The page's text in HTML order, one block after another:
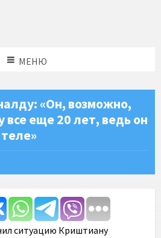
МЕНЮ
«Он, возможно,
все еще 20 лет, ведь он
ситуацию Криштиану